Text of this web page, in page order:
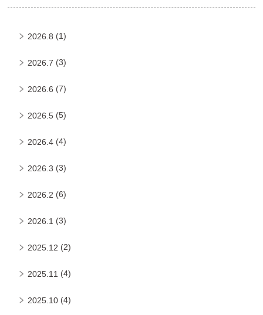
2026.8 (1)
2026.7 (3)
2026.6 (7)
2026.5 (5)
2026.4 (4)
2026.3 (3)
2026.2 (6)
2026.1 (3)
2025.12 (2)
2025.11 (4)
2025.10 (4)